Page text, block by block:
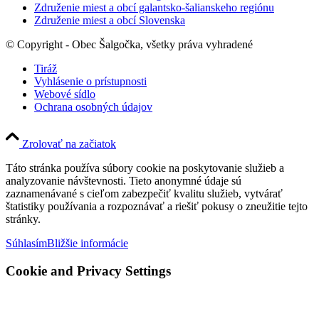
Združenie miest a obcí galantsko-šalianskeho regiónu
Združenie miest a obcí Slovenska
© Copyright - Obec Šalgočka, všetky práva vyhradené
Tiráž
Vyhlásenie o prístupnosti
Webové sídlo
Ochrana osobných údajov
Zrolovať na začiatok
Táto stránka používa súbory cookie na poskytovanie služieb a
analyzovanie návštevnosti. Tieto anonymné údaje sú
zaznamenávané s cieľom zabezpečiť kvalitu služieb, vytvárať
štatistiky používania a rozpoznávať a riešiť pokusy o zneužitie tejto
stránky.
SúhlasímBližšie informácie
Cookie and Privacy Settings